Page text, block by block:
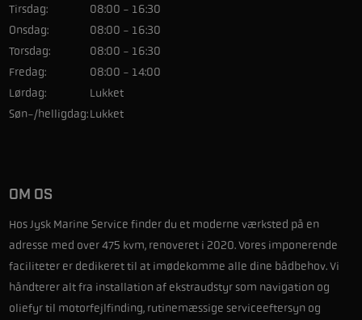
Tirsdag:
08:00 - 16:30
Onsdag:
08:00 - 16:30
Torsdag:
08:00 - 16:30
Fredag:
08:00 - 14:00
Lørdag:
Lukket
Søn-/helligdag:Lukket
OM OS
Hos Jysk Marine Service finder du et moderne værksted på en
adresse med over 475 kvm, renoveret i 2020. Vores imponerende
faciliteter er dedikeret til at imødekomme alle dine bådbehov. Vi
håndterer alt fra installation af ekstraudstyr som navigation og
oliefyr til motorfejlfinding, rutinemæssige serviceeftersyn og